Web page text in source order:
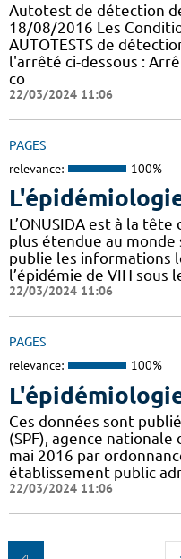
Autotest de détection
18/08/2016 Les
AUTOTESTS de
l'arrêté ci-dessous :
co
22/03/2024 11:06
PAGES
relevance: 100%
L’ONUSIDA est à la
plus étendue au monde
publie les informations
l’épidémie de VIH sous
22/03/2024 11:06
PAGES
relevance: 100%
Ces données sont
(SPF), agence
mai 2016 par
établissement public
22/03/2024 11:06